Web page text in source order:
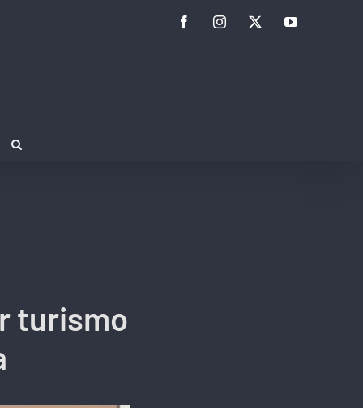
FacebookInstagramTwitterYouTube
turismo